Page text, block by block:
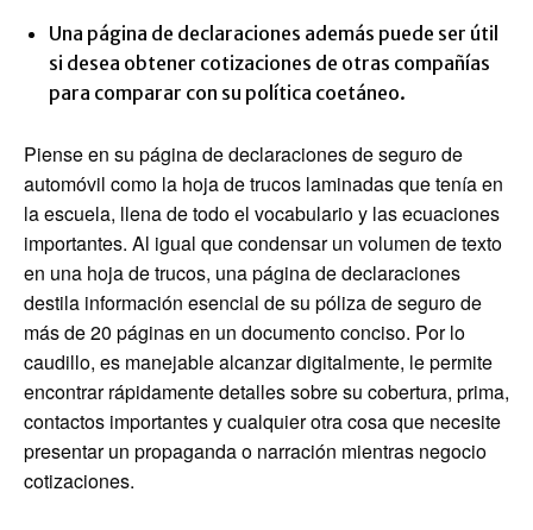
Una página de declaraciones además puede ser útil
si desea obtener cotizaciones de otras compañías
para comparar con su política coetáneo.
Piense en su página de declaraciones de seguro de
automóvil como la hoja de trucos laminadas que tenía en
la escuela, llena de todo el vocabulario y las ecuaciones
importantes. Al igual que condensar un volumen de texto
en una hoja de trucos, una página de declaraciones
destila información esencial de su póliza de seguro de
más de 20 páginas en un documento conciso. Por lo
caudillo, es manejable alcanzar digitalmente, le permite
encontrar rápidamente detalles sobre su cobertura, prima,
contactos importantes y cualquier otra cosa que necesite
presentar un propaganda o narración mientras negocio
cotizaciones.